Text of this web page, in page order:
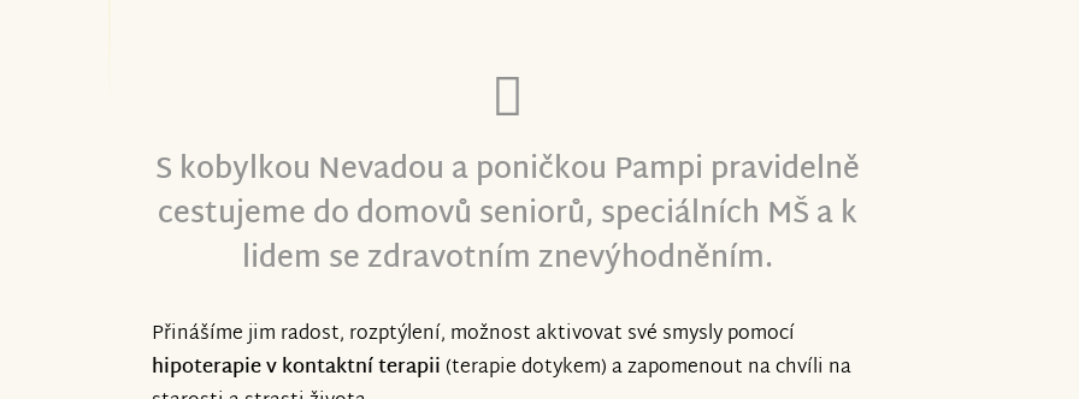
S kobylkou Nevadou a poničkou Pampi pravidelně
cestujeme do domovů seniorů, speciálních MŠ a k
lidem se zdravotním znevýhodněním.
Přinášíme jim radost, rozptýlení, možnost aktivovat své smysly pomocí
hipoterapie v kontaktní terapii (terapie dotykem) a zapomenout na chvíli na